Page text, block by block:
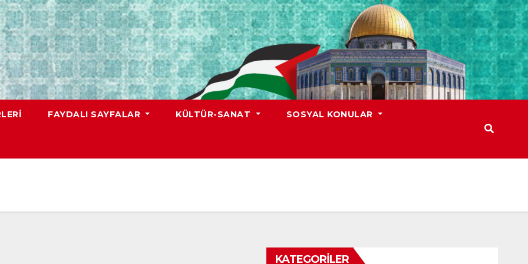
FAYDALI SAYFALAR KÜLTÜR-SANAT SOSYAL KONULAR
KATEGORILER